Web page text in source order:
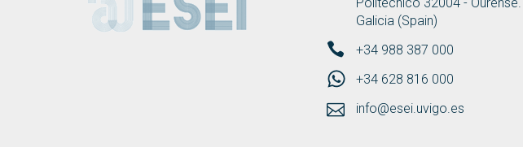
Politécnico 32004 - Ourense.
Galicia (Spain)
+34 988 387 000
+34 628 816 000
info@esei.uvigo.es